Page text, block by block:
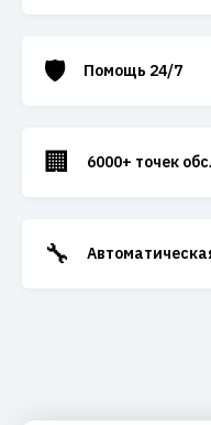
🛡️ Помощь 24/7
🏢 6000+ точек
🔧